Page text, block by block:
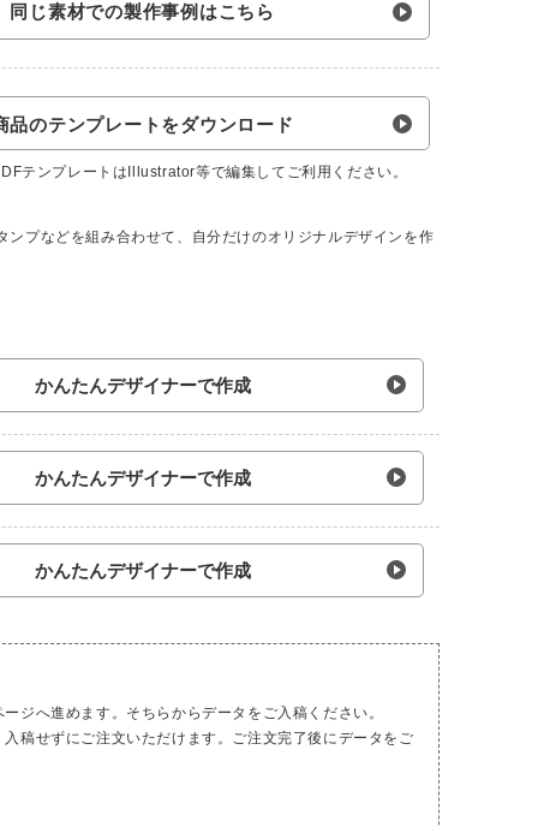
同じ素材での製作事例はこちら
品のテンプレートをダウンロード
テンプレートはIllustrator等で編集してご利用ください。
プなどを組み合わせて、自分だけのオリジナルデザインを作
かんたんデザイナーで作成
かんたんデザイナーで作成
かんたんデザイナーで作成
ジへ進めます。そちらからデータをご入稿ください。
稿せずにご注文いただけます。ご注文完了後にデータをご